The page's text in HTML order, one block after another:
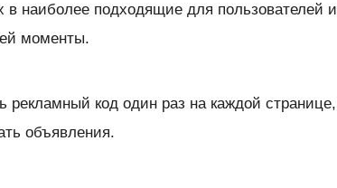
в наиболее подходящие для пользователей и
моменты.
рекламный код один раз на каждой странице,
объявления.